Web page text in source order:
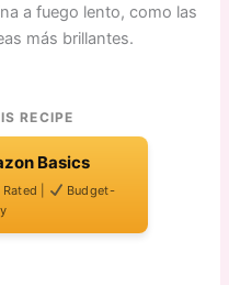
a fuego lento, como las
más brillantes.
RECIPE
Basics
|
Budget-